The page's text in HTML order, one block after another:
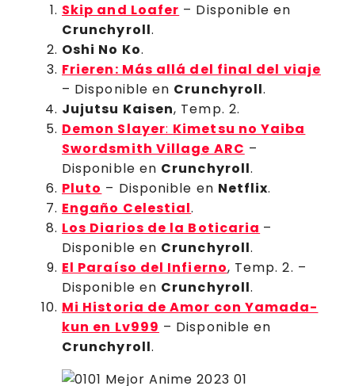
Skip and Loafer – Disponible en
Crunchyroll.
Oshi No Ko.
Frieren: Más allá del final del viaje
– Disponible en Crunchyroll.
Jujutsu Kaisen, Temp. 2.
Demon Slayer: Kimetsu no Yaiba
Swordsmith Village ARC –
Disponible en Crunchyroll.
Pluto – Disponible en Netflix.
Engaño Celestial.
Los Diarios de la Boticaria –
Disponible en Crunchyroll.
El Paraíso del Infierno, Temp. 2. –
Disponible en Crunchyroll.
Mi Historia de Amor con Yamada-
kun en Lv999 – Disponible en
Crunchyroll.